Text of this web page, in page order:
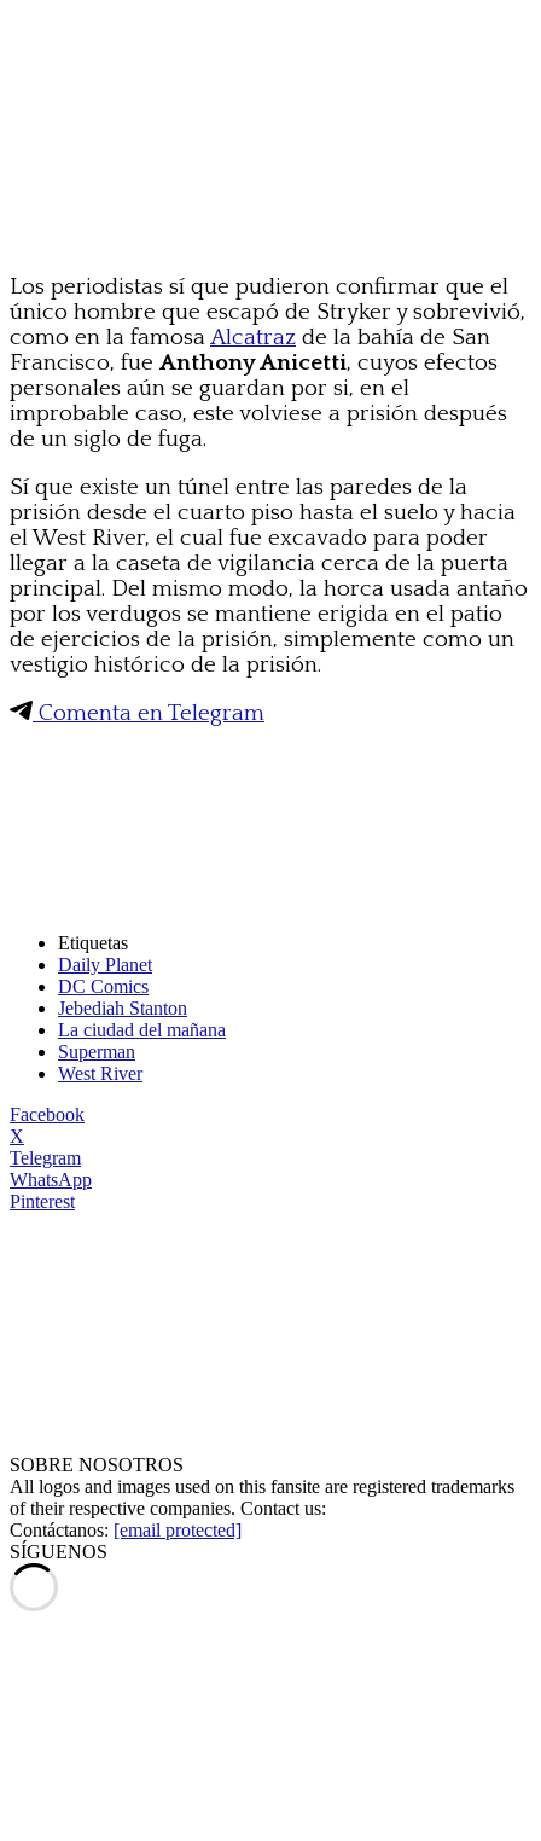
Los periodistas sí que pudieron confirmar que el
único hombre que escapó de Stryker y sobrevivió,
como en la famosaAlcatraz de la bahía de San
Francisco, fue Anthony Anicetti, cuyos efectos
personales aún se guardan por si, en el
improbable caso, este volviese a prisión después
de un siglo de fuga.
Sí que existe un túnel entre las paredes de la
prisión desde el cuarto piso hasta el suelo y hacia
el West River, el cual fue excavado para poder
llegar a la caseta de vigilancia cerca de la puerta
principal. Del mismo modo, la horca usada antaño
por los verdugos se mantiene erigida en el patio
de ejercicios de la prisión, simplemente como un
vestigio histórico de la prisión.
Comenta en Telegram
Etiquetas
Daily Planet
DC Comics
Jebediah Stanton
La ciudad del mañana
Superman
West River
Facebook
X
Telegram
WhatsApp
Pinterest
SOBRE NOSOTROS
All logos and images used on this fansite are registered trademarks
of their respective companies. Contact us:
Contáctanos: [email protected]
SÍGUENOS